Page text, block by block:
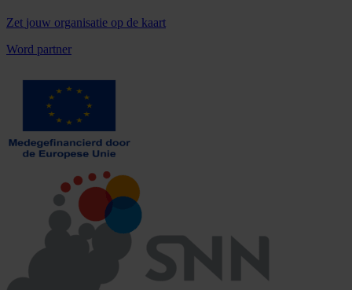
Zet jouw organisatie op de kaart
Word partner